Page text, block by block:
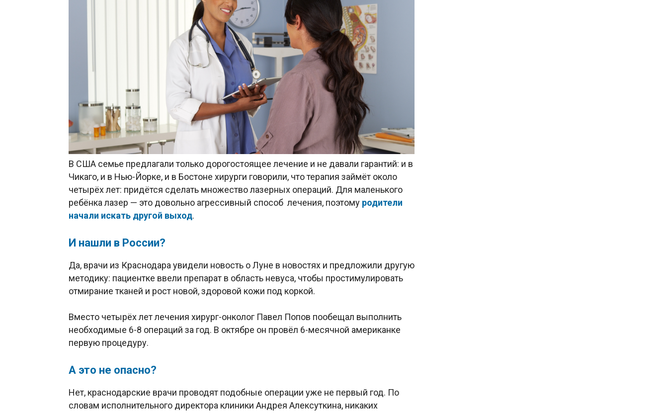
В США семье предлагали только дорогостоящее лечение и не давали гарантий: и в
Чикаго, и в Нью-Йорке, и в Бостоне хирурги говорили, что терапия займёт около
четырёх лет: придётся сделать множество лазерных операций. Для маленького
ребёнка лазер — это довольно агрессивный способ лечения, поэтому родители
начали искать другой выход.
И нашли в России?
Да, врачи из Краснодара увидели новость о Луне в новостях и предложили другую
методику: пациентке ввели препарат в область невуса, чтобы простимулировать
отмирание тканей и рост новой, здоровой кожи под коркой.
Вместо четырёх лет лечения хирург-онколог Павел Попов пообещал выполнить
необходимые 6-8 операций за год. В октябре он провёл 6-месячной американке
первую процедуру.
А это не опасно?
Нет, краснодарские врачи проводят подобные операции уже не первый год. По
словам исполнительного директора клиники Андрея Алексуткина, никаких